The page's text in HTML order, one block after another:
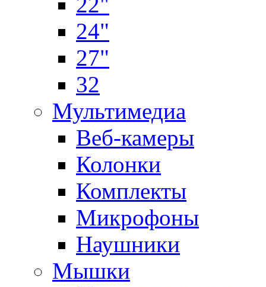
24"
27"
32
Мультимедиа
Веб-камеры
Колонки
Комплекты
Микрофоны
Наушники
Мышки